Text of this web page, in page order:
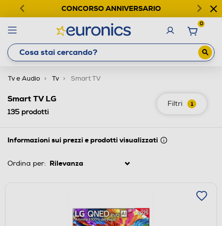
CONCORSO ANNIVERSARIO
0
Tv e Audio Tv Smart TV
Filtri 1
Smart TV LG
135 prodotti
Informazioni sui prezzi e prodotti visualizzati
Ordina per: